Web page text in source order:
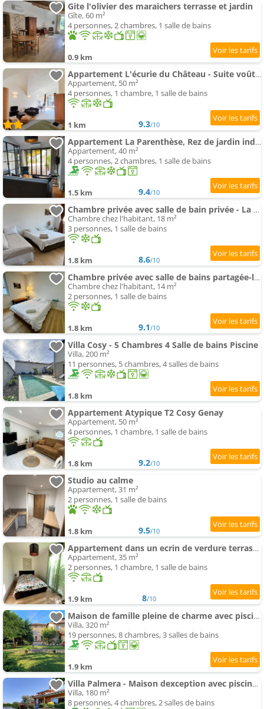
Gite l'olivier des maraichers terrasse et jardin
Gîte, 60 m²
4 personnes, 2 chambres, 1 salle de bains
0.9 km
Appartement L'écurie du Château - Suite voûtée d'exception
Appartement, 50 m²
4 personnes, 1 chambre, 1 salle de bains
1 km 9.3/10
Appartement La Parenthèse, Rez de jardin indépendant, 4 étoiles
Appartement, 40 m²
4 personnes, 2 chambres, 1 salle de bains
1.5 km 9.4/10
Chambre privée avec salle de bain privée - La Brousse
Chambre chez l'habitant, 18 m²
3 personnes, 1 salle de bains
1.8 km 8.6/10
Chambre privée avec salle de bains partagée-le Sapin
Chambre chez l'habitant, 14 m²
2 personnes, 1 salle de bains
1.8 km 9.1/10
Villa Cosy - 5 Chambres 4 Salle de bains Piscine
Villa, 200 m²
11 personnes, 5 chambres, 4 salles de bains
1.8 km
Appartement Atypique T2 Cosy Genay
Appartement, 50 m²
4 personnes, 1 chambre, 1 salle de bains
1.8 km 9.2/10
Studio au calme
Appartement, 31 m²
2 personnes, 1 salle de bains
1.8 km 9.5/10
Appartement dans un ecrin de verdure terrasse privee
Appartement, 35 m²
2 personnes, 1 chambre, 1 salle de bains
1.9 km 8/10
Maison de famille pleine de charme avec piscine Aux deux vieux platanes
Villa, 320 m²
19 personnes, 8 chambres, 3 salles de bains
1.9 km
Villa Palmera - Maison dexception avec piscine et vue panoramique
Villa, 180 m²
8 personnes, 4 chambres, 2 salles de bains